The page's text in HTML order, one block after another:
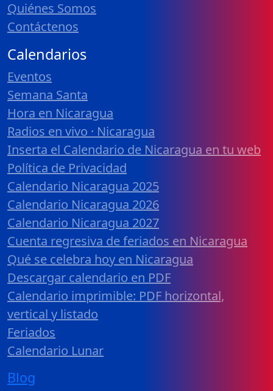
Quiénes Somos
Contáctenos
Calendarios
Eventos
Semana Santa
Hora en Nicaragua
Radios en vivo · Nicaragua
Inserta el Calendario de Nicaragua en tu web
Política de Privacidad
Calendario Nicaragua 2025
Calendario Nicaragua 2026
Calendario Nicaragua 2027
Cuenta regresiva de feriados en Nicaragua
Qué se celebra hoy en Nicaragua
Descargar calendario en PDF
Calendario imprimible: PDF horizontal,
vertical y listado
Feriados
Calendario Lunar
Blog